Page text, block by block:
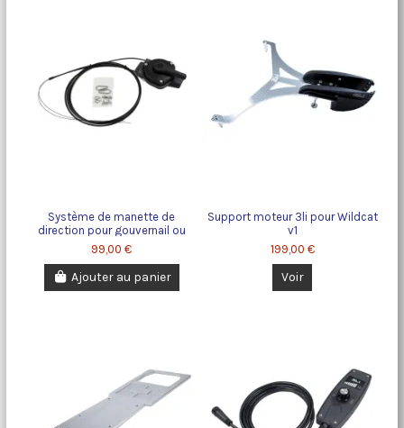
Système de manette de
direction pour gouvernail ou
moteur
99,00 €
Ajouter au panier
Support moteur 3li pour Wildcat
v1
199,00 €
Voir